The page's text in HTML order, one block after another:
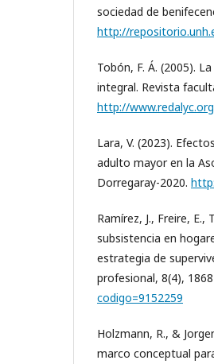
sociedad de
http://
Tobón, F. Á. (2005).
integral. Revista
http://
Lara, V. (2023).
adulto mayor en la
Dorregaray-2020.
Ramírez, J., Freire,
subsistencia en
estrategia de
profesional, 8(4),
codigo=9152259
Holzmann, R., &
marco conceptual